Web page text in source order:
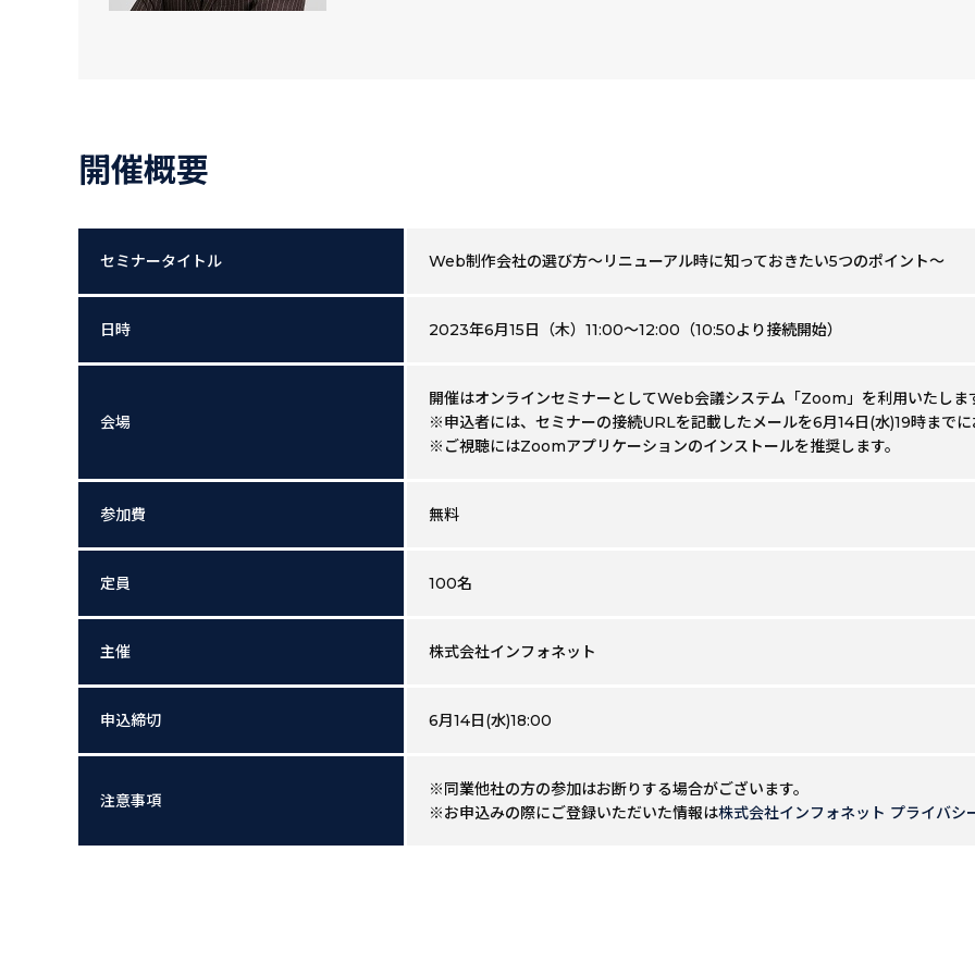
開催概要
セミナータイトル Web制作会社の選び方～リニューアル時に知っておきたい5つのポイント～
日時 2023年6月15日（木）11:00～12:00（10:50より接続開始）
会場
開催はオンラインセミナーとしてWeb会議システム「Zoom」を利用いたしま
※申込者には、セミナーの接続URLを記載したメールを6月14日(水)19時までに
※ご視聴にはZoomアプリケーションのインストールを推奨します。
参加費 無料
定員 100名
主催 株式会社インフォネット
申込締切 6月14日(水)18:00
注意事項
※同業他社の方の参加はお断りする場合がございます。
※お申込みの際にご登録いただいた情報は株式会社インフォネット プライバシ